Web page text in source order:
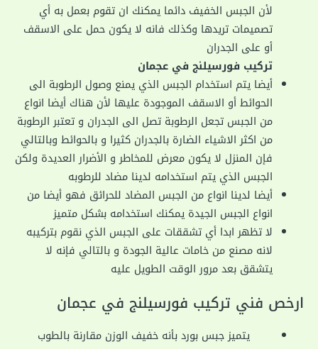
لأن الجبس الخفيف دائما يمكنك ان تقوم بعمل به أي
تصميمات تريدها وكذلك فانه لا يكون حمل على الاسقف
أو على الجدران
تركيب فورسيلنج في عجمان
أيضا يتم استخدام الجبس الذي يمنع وصول الرطوبة الى
الحوائط أو الاسقف الموجودة عليها لأن هناك أيضا انواع
من الجبس تجعل الرطوبة تصل الى الجدران و تعتبر الرطوبة
من اكثر الاشياء الضارة بالجدران كثيرا و بالحوائط وبالتالي
فإن المنزل لا يكون معرض للمخاطر و الأضرار العديدة ولكن
الجبس الذي يتم استخدامه لدينا مضاد للرطوبه
أيضا لدينا انواع من الجبس المضاد للحرائق فهو أيضا من
انواع الجبس الجيدة يمكنك استخدامه بشكل متميز
لا تظهر ابدا أي تشققات على الجبس الذي نقوم بتركيبه
لانه مصنع من خامات عالية الجودة و بالتالي فإنه لا
يتشقق بعد مرور الوقت الطويل عليه
ارخص فني تركيب فورسيلنج في عجمان
يتميز جبس بورد بأنه خفيف الوزن مقارنة بالطوب